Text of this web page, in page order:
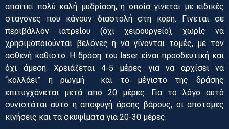
απαιτεί πολύ καλή μυδρίαση, η οποία γίνεται με ειδικές
σταγόνες που κάνουν διαστολή στη κόρη. Γίνεται σε
περιβάλλον ιατρείου (όχι χειρουργείο), χωρίς να
χρησιμοποιούνται βελόνες ή να γίνονται τομές, με τον
ασθενή καθιστό. Η δράση του laser είναι προοδευτική και
όχι άμεση. Χρειάζεται 4-5 μέρες για να αρχίσει να
“κολλάει” η ρωγμή και το μέγιστο της δράσης
επιτυγχάνεται μετά από 20 μέρες. Για το λόγο αυτό
συνιστάται αυτό η αποφυγή άρσης βάρους, οι απότομες
κινήσεις και τα σκυψίματα για 20-30 μέρες.